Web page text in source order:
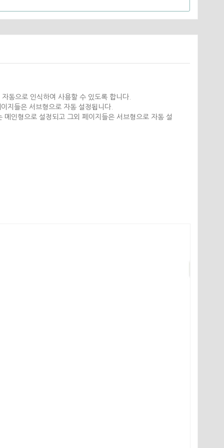
동으로 인식하여 사용할 수 있도록 합니다.
지들은 서브형으로 자동 설정됩니다.
인형으로 설정되고 그외 페이지들은 서브형으로 자동 설